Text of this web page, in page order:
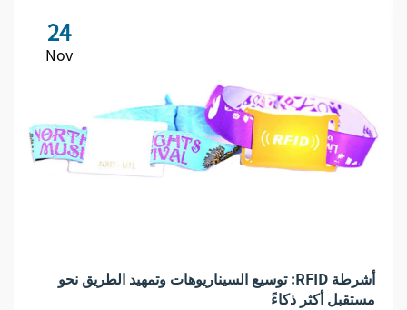
24
Nov
أشرطة RFID: توسيع السيناريوهات وتمهيد الطريق نحو
مستقبل أكثر ذكاءً